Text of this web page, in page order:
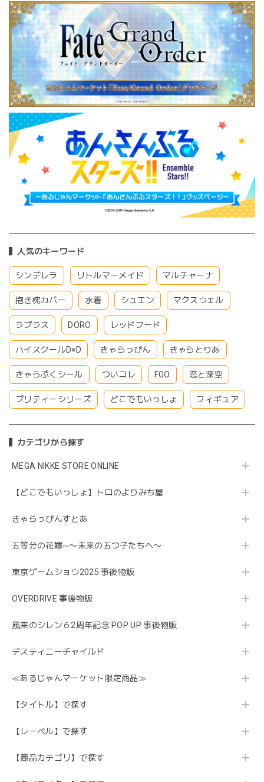
人気のキーワード
シンデレラ リトルマーメイド マルチャーナ
抱き枕カバー 水着 シュエン マクスウェル
ラプラス DORO レッドフード
ハイスクールD×D きゃらっぴん きゃらとりあ
きゃらぷくシール ついコレ FGO 恋と深空
プリティーシリーズ どこでもいっしょ フィギュア
カテゴリから探す
MEGA NIKKE STORE ONLINE
【どこでもいっしょ】トロのよりみち屋
きゃらっぴんすとあ
五等分の花嫁∽〜未来の五つ子たちへ〜
東京ゲームショウ2025 事後物販
OVERDRIVE 事後物販
風来のシレン６2周年記念 POP UP 事後物販
デスティニーチャイルド
≪あるじゃんマーケット限定商品≫
【タイトル】で探す
【レーベル】で探す
【商品カテゴリ】で探す